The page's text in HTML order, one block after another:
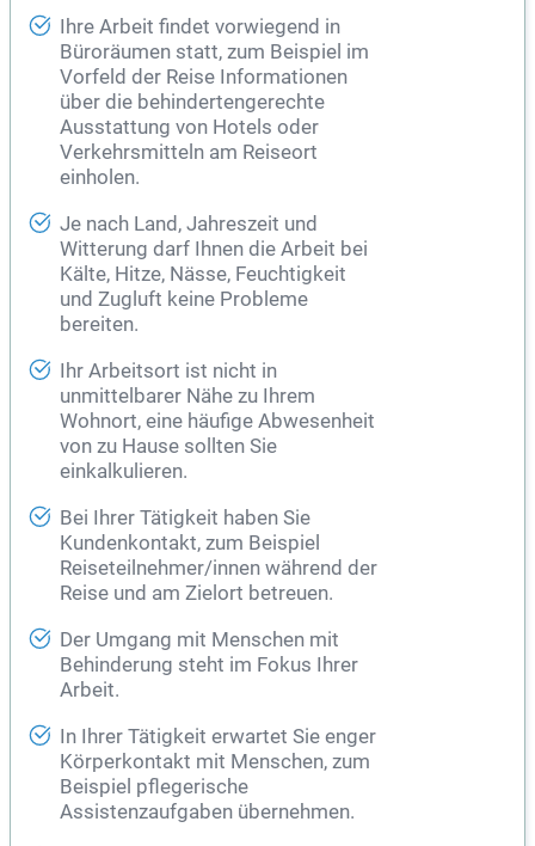
Ihre Arbeit findet vorwiegend in
Büroräumen statt, zum Beispiel im
Vorfeld der Reise Informationen
über die behindertengerechte
Ausstattung von Hotels oder
Verkehrsmitteln am Reiseort
einholen.
Je nach Land, Jahreszeit und
Witterung darf Ihnen die Arbeit bei
Kälte, Hitze, Nässe, Feuchtigkeit
und Zugluft keine Probleme
bereiten.
Ihr Arbeitsort ist nicht in
unmittelbarer Nähe zu Ihrem
Wohnort, eine häufige Abwesenheit
von zu Hause sollten Sie
einkalkulieren.
Bei Ihrer Tätigkeit haben Sie
Kundenkontakt, zum Beispiel
Reiseteilnehmer/innen während der
Reise und am Zielort betreuen.
Der Umgang mit Menschen mit
Behinderung steht im Fokus Ihrer
Arbeit.
In Ihrer Tätigkeit erwartet Sie enger
Körperkontakt mit Menschen, zum
Beispiel pflegerische
Assistenzaufgaben übernehmen.